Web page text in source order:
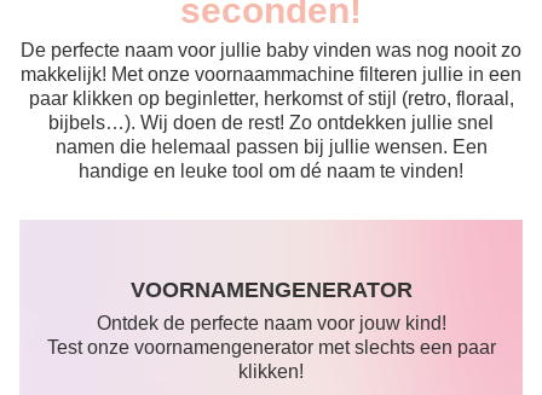
seconden!
De perfecte naam voor jullie baby vinden was nog nooit zo
makkelijk! Met onze voornaammachine filteren jullie in een
paar klikken op beginletter, herkomst of stijl (retro, floraal,
bijbels…). Wij doen de rest! Zo ontdekken jullie snel
namen die helemaal passen bij jullie wensen. Een
handige en leuke tool om dé naam te vinden!
VOORNAMENGENERATOR
Ontdek de perfecte naam voor jouw kind!
Test onze voornamengenerator met slechts een paar
klikken!